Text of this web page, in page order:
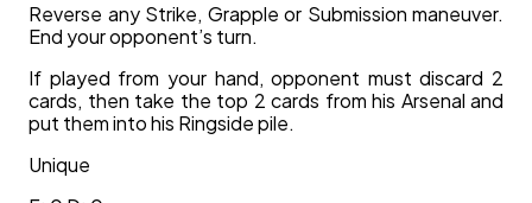
Reverse any Strike, Grapple or Submission maneuver.
End your opponent’s turn.
If played from your hand, opponent must discard 2
cards, then take the top 2 cards from his Arsenal and
put them into his Ringside pile.
Unique